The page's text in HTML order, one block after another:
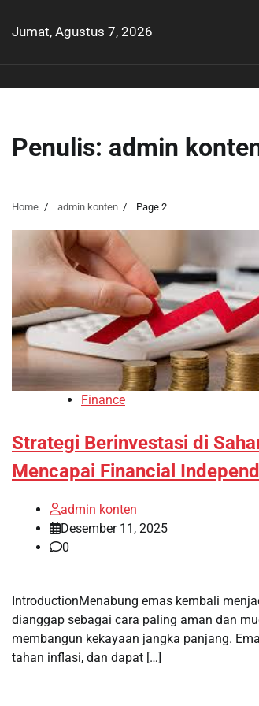
Jumat, Agustus 7, 2026
Penulis: admin
Home admin konten Page 2
Finance
Strategi Berinvestasi di
Mencapai Financial
admin konten
Desember 11, 2025
0
IntroductionMenabung emas kembali
dianggap sebagai cara paling aman dan
membangun kekayaan jangka panjang.
tahan inflasi, dan dapat […]